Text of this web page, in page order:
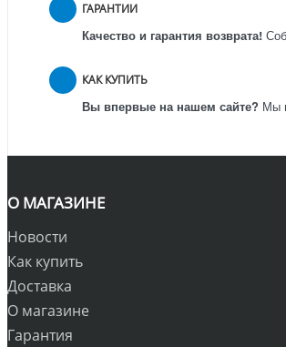
ГАРАНТИИ
Качество и гарантия возврата!
КАК КУПИТЬ
Вы впервые на нашем сайте? Мы
О МАГАЗИНЕ
Новости
Как купить
Доставка
О магазине
Гарантия